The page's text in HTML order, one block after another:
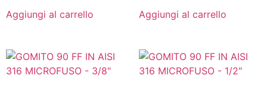
Aggiungi al carrello Aggiungi al carrello